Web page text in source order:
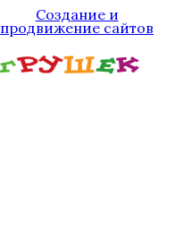
Создание и
продвижение сайтов